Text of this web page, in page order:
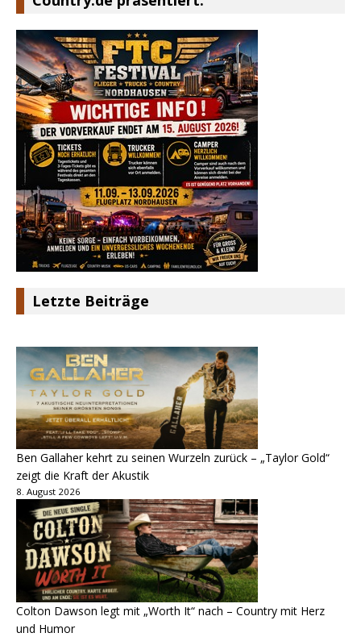
Letzte Beiträge
Ben Gallaher kehrt zu seinen Wurzeln zurück – „Taylor Gold“
zeigt die Kraft der Akustik
8. August 2026
Colton Dawson legt mit „Worth It“ nach – Country mit Herz
und Humor